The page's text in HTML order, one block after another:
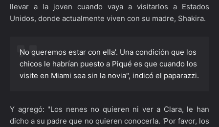
llevar a la joven cuando vaya a visitarlos a Estados
Unidos, donde actualmente viven con su madre, Shakira.
No queremos estar con ella'. Una condición que los
chicos le habrían puesto a Piqué es que cuando los
visite en Miami sea sin la novia", indicó el paparazzi.
Y agregó: "Los nenes no quieren ni ver a Clara, le han
dicho a su padre que no quieren conocerla. 'Por favor, los